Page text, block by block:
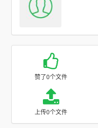
赞了0个文件
上传0个文件